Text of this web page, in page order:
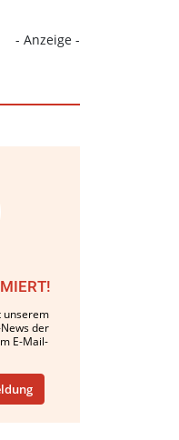
- Anzeige -
unserem
der
E-Mail-